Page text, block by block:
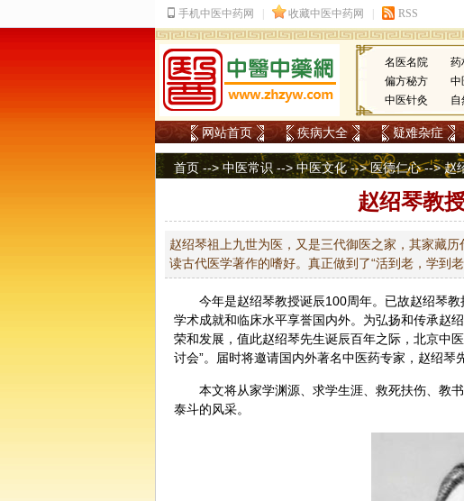
名医名院 药
偏方秘方
中
中医针灸
自
网站首页 疾病大全 疑难杂症
首页 -->中医常识 -->中医文化-->医德仁心--> 赵
赵绍琴教
赵绍琴祖上九世为医，又是三代御医之家，其家藏
读古代医学著作的嗜好。真正做到了“活到老，学到老
今年是赵绍琴教授诞辰100周年。已故赵绍琴教
学术成就和临床水平享誉国内外。为弘扬和传承赵
荣和发展，值此赵绍琴先生诞辰百年之际，北京中
讨会”。届时将邀请国内外著名中医药专家，赵绍琴
本文将从家学渊源、求学生涯、救死扶伤、教
泰斗的风采。